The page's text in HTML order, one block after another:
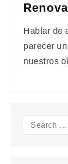
Hablar de
parecer
nuestros
Search